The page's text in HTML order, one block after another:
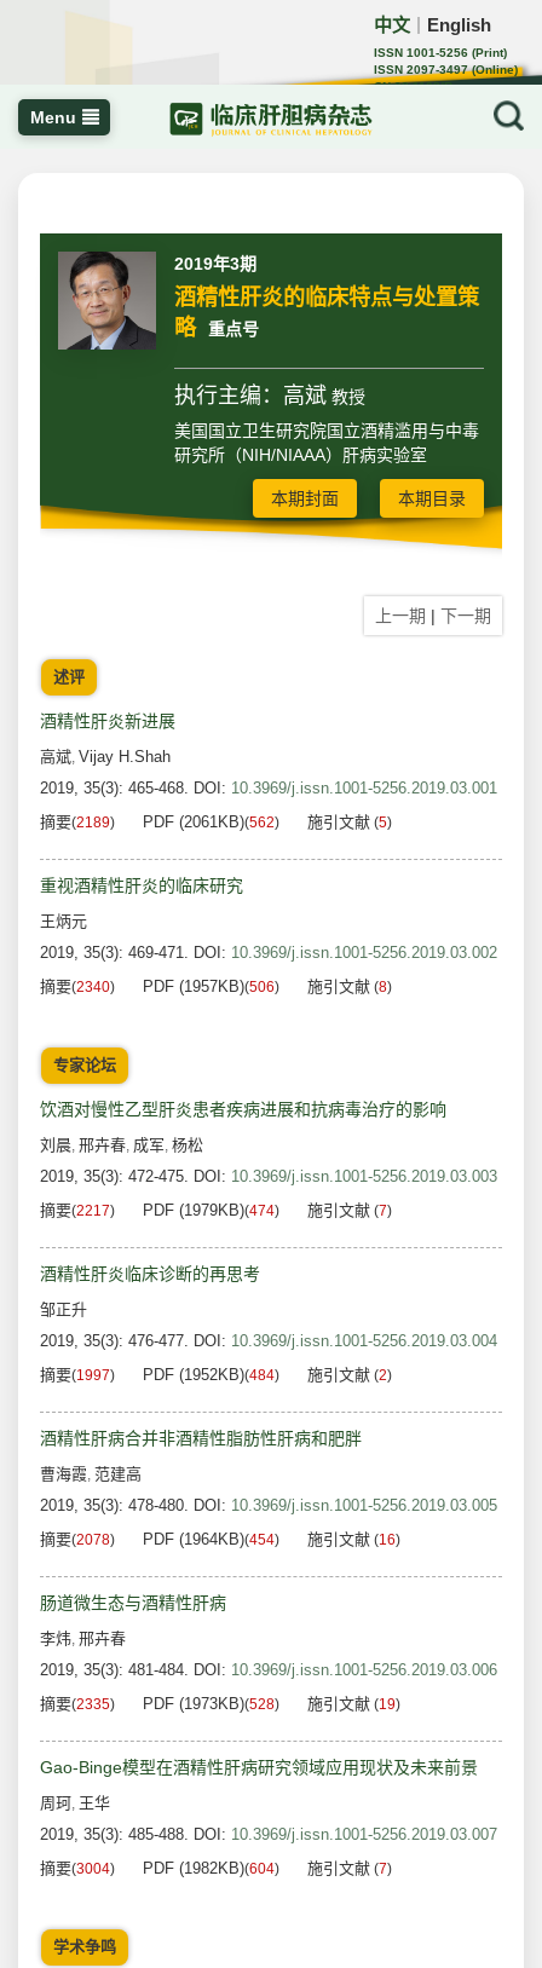
中文 English
ISSN 1001-5256 (Print)
ISSN 2097-3497 (Online)
CN 22-1108/R
Menu
2019年3期
酒精性肝炎的临床特点与处置策
略 重点号
执行主编：高斌教授
美国国立卫生研究院国立酒精滥用与中毒
研究所（NIH/NIAAA）肝病实验室
本期封面 本期目录
上一期 | 下一期
述评
酒精性肝炎新进展
高斌, Vijay H.Shah
2019, 35(3): 465-468. DOI: 10.3969/j.issn.1001-5256.2019.03.001
摘要(2189) PDF (2061KB)(562) 施引文献 (5)
重视酒精性肝炎的临床研究
王炳元
2019, 35(3): 469-471. DOI: 10.3969/j.issn.1001-5256.2019.03.002
摘要(2340) PDF (1957KB)(506) 施引文献 (8)
专家论坛
饮酒对慢性乙型肝炎患者疾病进展和抗病毒治疗的影响
刘晨, 邢卉春, 成军, 杨松
2019, 35(3): 472-475. DOI: 10.3969/j.issn.1001-5256.2019.03.003
摘要(2217) PDF (1979KB)(474) 施引文献 (7)
酒精性肝炎临床诊断的再思考
邹正升
2019, 35(3): 476-477. DOI: 10.3969/j.issn.1001-5256.2019.03.004
摘要(1997) PDF (1952KB)(484) 施引文献 (2)
酒精性肝病合并非酒精性脂肪性肝病和肥胖
曹海霞, 范建高
2019, 35(3): 478-480. DOI: 10.3969/j.issn.1001-5256.2019.03.005
摘要(2078) PDF (1964KB)(454) 施引文献 (16)
肠道微生态与酒精性肝病
李炜, 邢卉春
2019, 35(3): 481-484. DOI: 10.3969/j.issn.1001-5256.2019.03.006
摘要(2335) PDF (1973KB)(528) 施引文献 (19)
Gao-Binge模型在酒精性肝病研究领域应用现状及未来前景
周珂, 王华
2019, 35(3): 485-488. DOI: 10.3969/j.issn.1001-5256.2019.03.007
摘要(3004) PDF (1982KB)(604) 施引文献 (7)
学术争鸣